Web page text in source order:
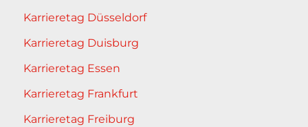
Karrieretag Düsseldorf
Karrieretag Duisburg
Karrieretag Essen
Karrieretag Frankfurt
Karrieretag Freiburg